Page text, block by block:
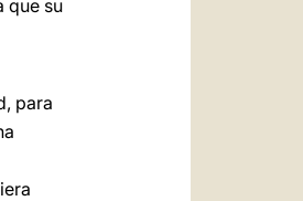
que su
para